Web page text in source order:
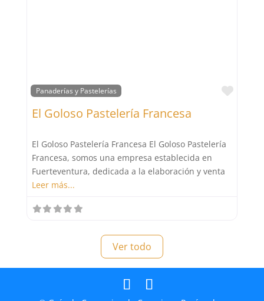
Publicidad y Marketing
Restaurantes
Panaderías y Pastelerías
El Goloso Pastelería Francesa
El Goloso Pastelería Francesa El Goloso Pastelería
Francesa, somos una empresa establecida en
Fuerteventura, dedicada a la elaboración y venta
Leer más...
Ver todo